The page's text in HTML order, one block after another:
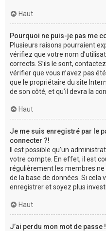
Haut
Pourquoi ne puis-je pas me
Plusieurs raisons pourraient
vérifiez que votre nom
corrects. S’ils le sont,
vérifier que vous n’avez pas
que le propriétaire du site
de son côté, et qu’il devra la
Haut
Je me suis enregistré par le
connecter ?!
Il est possible qu’un
votre compte. En effet, il est
régulièrement les membres
de la base de données. Si cela
enregistrer et soyez plus
Haut
J’ai perdu mon mot de passe !